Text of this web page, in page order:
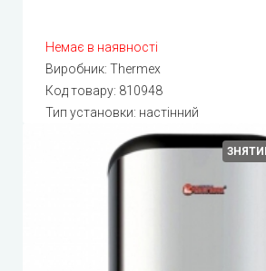
Немає в наявності
Виробник: Thermex
Код товару: 810948
Тип установки: настінний